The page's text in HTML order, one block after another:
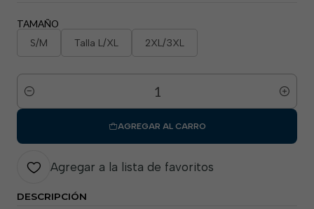
TAMAÑO
S/M Talla L/XL 2XL/3XL
Cantidad
AGREGAR AL CARRO
Agregar a la lista de favoritos
DESCRIPCIÓN